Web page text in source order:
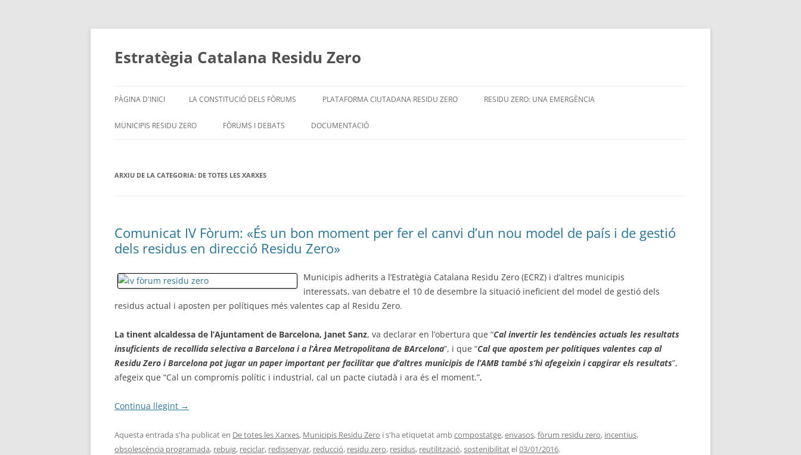
Vés
Estratègia Catalana Residu Zero
PÀGINA D'INICI LA CONSTITUCIÓ DELS FÒRUMS PLATAFORMA CIUTADANA RESIDU ZERO
UNEIX-TE A L’ESTRATÈGIA
RESIDU ZERO: UNA EMERGÈNCIA
MUNICIPIS RESIDU ZERO
EXPERIÈNCIES
ADHERITS
FÒRUMS I DEBATS
IV FÒRUM (2015): JORNADA DE
CAP AL RESIDU ZERO
DOCUMENTACIÓ
ARXIU DE LA CATEGORIA: DE TOTES LES XARXES
Comunicat IV Fòrum: «És un bon moment per fer el canvi d’un nou model de país i de gestió
dels residus en direcció Residu Zero»
Municipis adherits a l’Estratègia Catalana Residu Zero (ECRZ) i d’altres municipis
interessats, van debatre el 10 de desembre la situació ineficient del model de gestió dels
residus actual i aposten per polítiques més valentes cap al Residu Zero.
La tinent alcaldessa de l’Ajuntament de Barcelona, Janet Sanz, va declarar en l’obertura que “Cal invertir les tendències actuals les resultats
insuficients de recollida selectiva a Barcelona i a l’Àrea Metropolitana de BArcelona”, i que “Cal que apostem per polítiques valentes cap al
Residu Zero i Barcelona pot jugar un paper important per facilitar que d’altres municipis de l’AMB també s’hi afegeixin i capgirar els resultats”,
afegeix que “Cal un compromís polític i industrial, cal un pacte ciutadà i ara és el moment.”,
Continua llegint →
Aquesta entrada s'ha publicat en De totes les Xarxes, Municipis Residu Zero i s'ha etiquetat ambcompostatge,envasos,fòrum residu zero, incentius,
obsolescència programada, rebuig, reciclar, redissenyar, reducció, residu zero, residus, reutilització,sostenibilitatel03/01/2016.